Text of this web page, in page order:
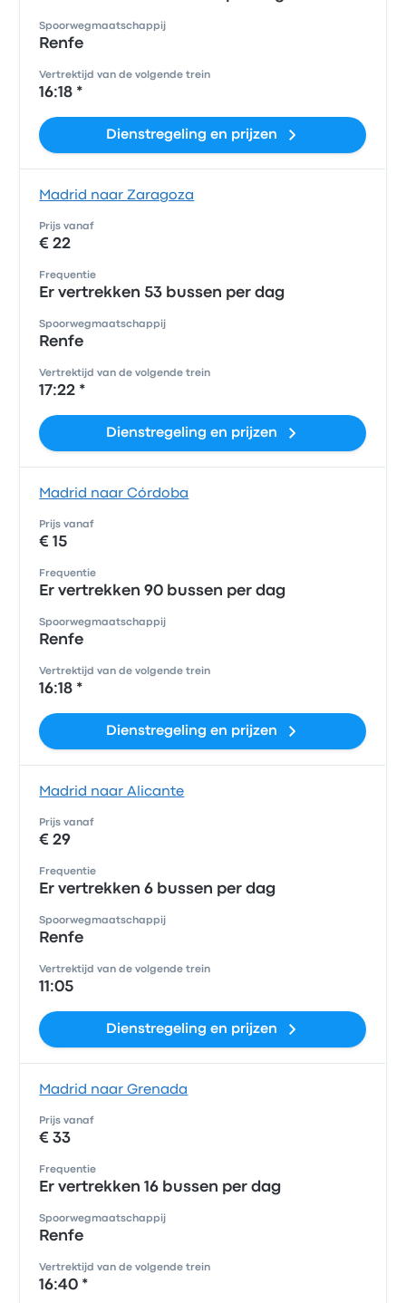
Spoorwegmaatschappij
Renfe
Vertrektijd van de volgende trein
16:18 *
Dienstregeling en prijzen
Madrid naar Zaragoza
Prijs vanaf
€ 22
Frequentie
Er vertrekken 53 bussen per dag
Spoorwegmaatschappij
Renfe
Vertrektijd van de volgende trein
17:22 *
Dienstregeling en prijzen
Madrid naar Córdoba
Prijs vanaf
€ 15
Frequentie
Er vertrekken 90 bussen per dag
Spoorwegmaatschappij
Renfe
Vertrektijd van de volgende trein
16:18 *
Dienstregeling en prijzen
Madrid naar Alicante
Prijs vanaf
€ 29
Frequentie
Er vertrekken 6 bussen per dag
Spoorwegmaatschappij
Renfe
Vertrektijd van de volgende trein
11:05
Dienstregeling en prijzen
Madrid naar Grenada
Prijs vanaf
€ 33
Frequentie
Er vertrekken 16 bussen per dag
Spoorwegmaatschappij
Renfe
Vertrektijd van de volgende trein
16:40 *